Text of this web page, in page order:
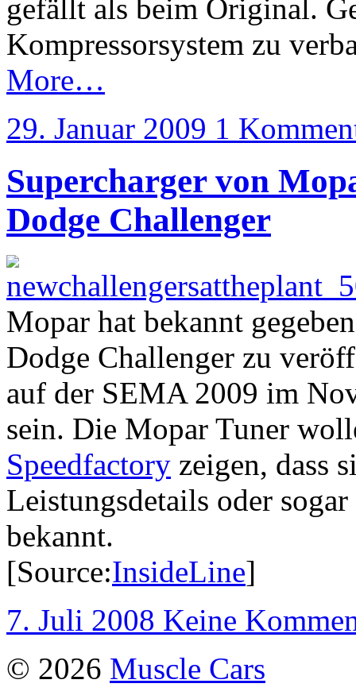
gefällt als beim Original.
Kompressorsystem zu
More…
29. Januar 2009 1
Supercharger von
Dodge Challenger
Mopar hat bekannt
Dodge Challenger zu
auf der SEMA 2009 im
sein. Die Mopar Tuner
Speedfactory zeigen, dass
Leistungsdetails oder
bekannt.
[Source:InsideLine]
7. Juli 2008 Keine
© 2026 Muscle Cars